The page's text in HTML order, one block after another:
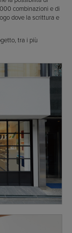
combinazioni e di
dove la scrittura e
tra i più